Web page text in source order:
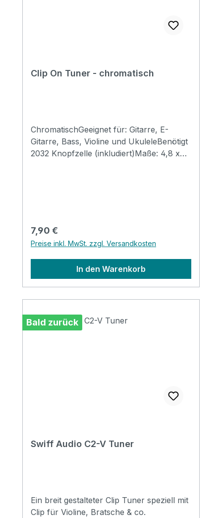
Clip On Tuner - chromatisch
ChromatischGeeignet für: Gitarre, E-
Gitarre, Bass, Violine und UkuleleBenötigt
2032 Knopfzelle (inkludiert)Maße: 4,8 x
Regulärer Preis:
7,90 €
Preise inkl. MwSt. zzgl. Versandkosten
In den Warenkorb
Bald zurück
Swiff Audio C2-V Tuner
Ein breit gestalteter Clip Tuner speziell mit
Clip für Violine, Bratsche & co.